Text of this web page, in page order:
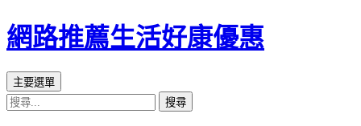
網路推薦生活好康優惠
搜
尋
主要選單
搜